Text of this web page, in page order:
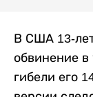
В США 13-
обвинение в
гибели его